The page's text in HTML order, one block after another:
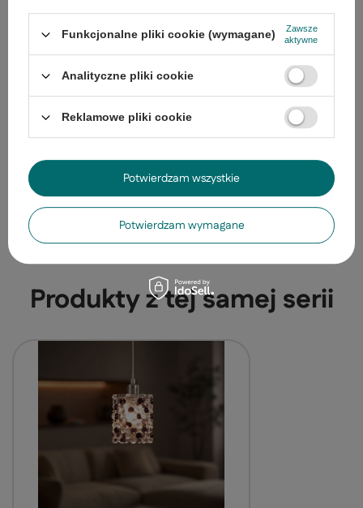
Opis
Szczegółowe dane
Opinie
(0)
Potrzebujesz pomocy? Masz pytania?
Zadaj pytanie a my odpowiemy
niezwłocznie, najciekawsze pytania i
odpowiedzi publikując dla innych.
Zadaj pytanie
Produkty z tej samej serii
Funkcjonalne pliki cookie (wymagane)
Zawsze
aktywne
Analityczne pliki cookie
Reklamowe pliki cookie
Potwierdzam wymagane
Potwierdzam wszystkie